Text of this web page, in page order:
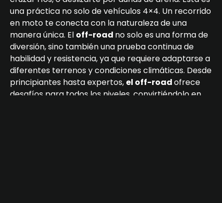
una práctica no solo de vehículos 4×4. Un recorrido
en moto te conecta con la naturaleza de una
manera única. El off-road no solo es una forma de
diversión, sino también una prueba continua de
habilidad y resistencia, ya que requiere adaptarse a
diferentes terrenos y condiciones climáticas. Desde
principiantes hasta expertos, el off-roadofrece
desafíos para todos los niveles, convirtiéndolo en